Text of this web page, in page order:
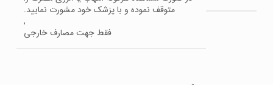
متوقف نموده و با پزشک خود مشورت نمایید.
,
فقط جهت مصارف خارجی